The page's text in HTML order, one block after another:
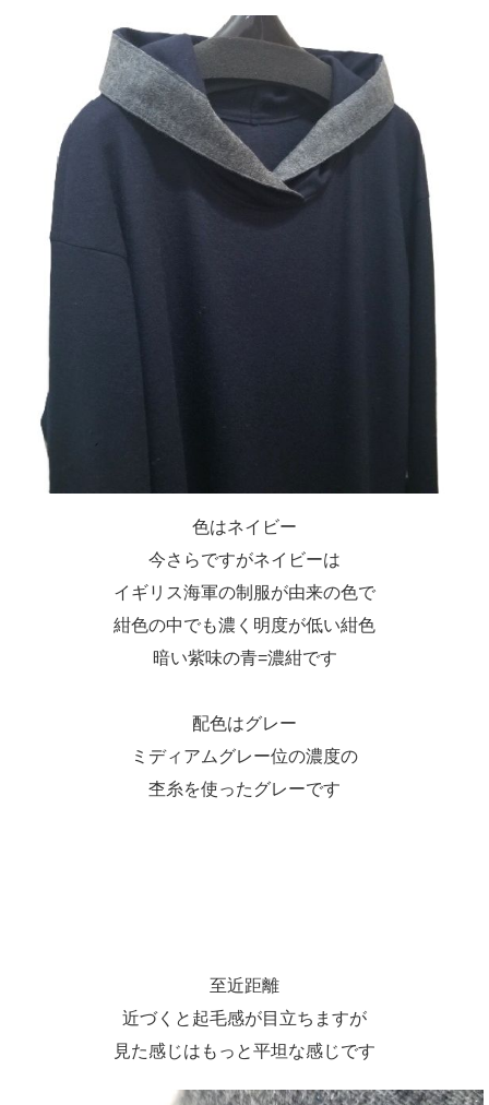
色はネイビー
今さらですがネイビーは
イギリス海軍の制服が由来の色で
紺色の中でも濃く明度が低い紺色
暗い紫味の青=濃紺です
配色はグレー
ミディアムグレー位の濃度の
杢糸を使ったグレーです
至近距離
近づくと起毛感が目立ちますが
見た感じはもっと平坦な感じです